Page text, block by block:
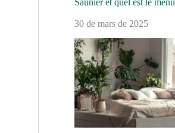
Saunier et quel est le menu
30 de mars de 2025